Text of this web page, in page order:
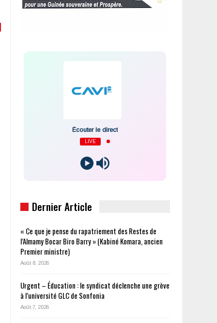
Écouter le direct
LIVE
Dernier Article
« Ce que je pense du rapatriement des Restes de
l’Almamy Bocar Biro Barry » (Kabiné Komara, ancien
Premier ministre)
Août 8, 2026
Urgent – Éducation : le syndicat déclenche une grève
à l’université GLC de Sonfonia
Août 7, 2026